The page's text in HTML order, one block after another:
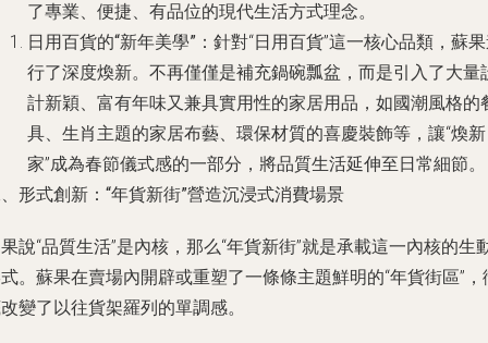
了專業、便捷、有品位的現代生活方式理念。
日用百貨的“新年美學” ：針對“日用百貨”這一核心品類，蘇
行了深度煥新。不再僅僅是補充鍋碗瓢盆，而是引入了大量
計新穎、富有年味又兼具實用性的家居用品，如國潮風格的
具、生肖主題的家居布藝、環保材質的喜慶裝飾等，讓“煥新
家”成為春節儀式感的一部分，將品質生活延伸至日常細節。
形式創新：“年貨新街”營造沉浸式消費場景
說“品質生活”是內核，那么“年貨新街”就是承載這一內核的生
。蘇果在賣場內開辟或重塑了一條條主題鮮明的“年貨街區”，
變了以往貨架羅列的單調感。